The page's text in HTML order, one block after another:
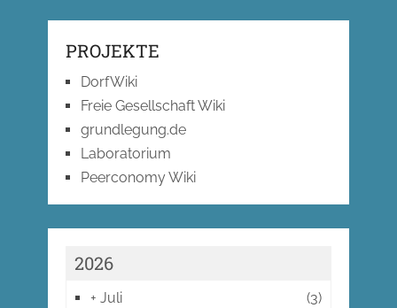
PROJEKTE
DorfWiki
Freie Gesellschaft Wiki
grundlegung.de
Laboratorium
Peerconomy Wiki
2026
+ Juli
(3)